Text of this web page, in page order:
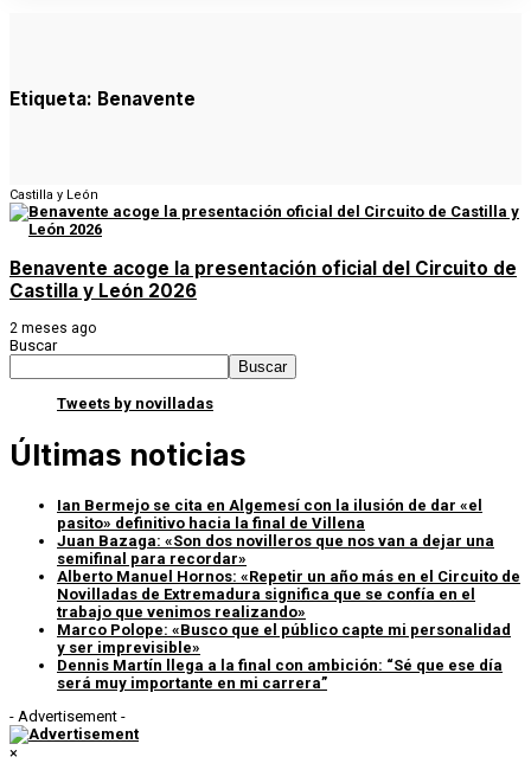
Etiqueta: Benavente
Castilla y León
Benavente acoge la presentación oficial del Circuito de
Castilla y León 2026
2 meses ago
Buscar
Buscar
Tweets by novilladas
Últimas noticias
Ian Bermejo se cita en Algemesí con la ilusión de dar «el
pasito» definitivo hacia la final de Villena
Juan Bazaga: «Son dos novilleros que nos van a dejar una
semifinal para recordar»
Alberto Manuel Hornos: «Repetir un año más en el Circuito de
Novilladas de Extremadura significa que se confía en el
trabajo que venimos realizando»
Marco Polope: «Busco que el público capte mi personalidad
y ser imprevisible»
Dennis Martín llega a la final con ambición: “Sé que ese día
será muy importante en mi carrera”
- Advertisement -
×